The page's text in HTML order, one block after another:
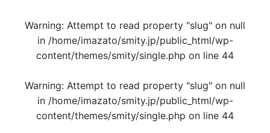
Warning: Attempt to read property "slug" on null
in /home/imazato/smity.jp/public_html/wp-
content/themes/smity/single.php on line 44
Warning: Attempt to read property "slug" on null
in /home/imazato/smity.jp/public_html/wp-
content/themes/smity/single.php on line 44